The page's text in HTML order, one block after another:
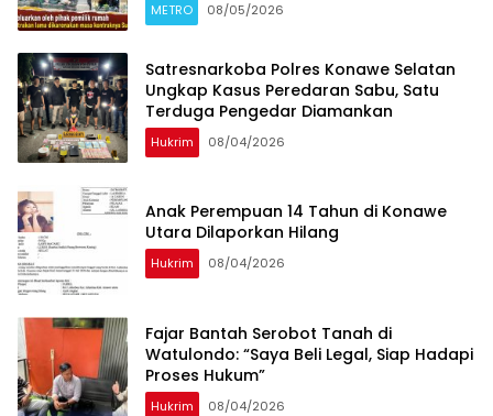
METRO 08/05/2026
Satresnarkoba Polres Konawe Selatan
Ungkap Kasus Peredaran Sabu, Satu
Terduga Pengedar Diamankan
Hukrim 08/04/2026
Anak Perempuan 14 Tahun di Konawe
Utara Dilaporkan Hilang
Hukrim 08/04/2026
‎Fajar Bantah Serobot Tanah di
Watulondo: “Saya Beli Legal, Siap Hadapi
Proses Hukum”
Hukrim 08/04/2026